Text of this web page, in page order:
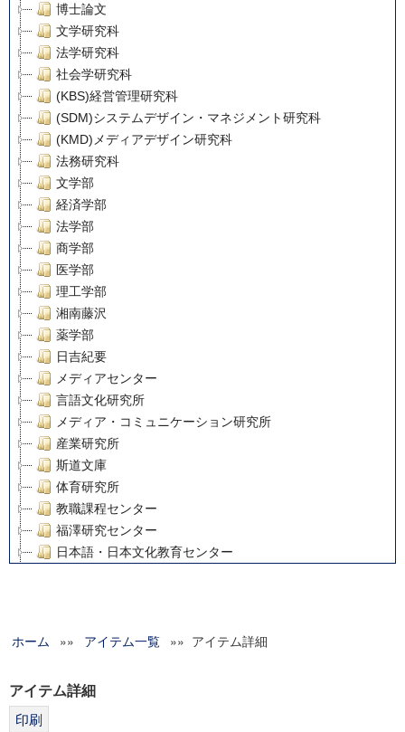
博士論文
文学研究科
法学研究科
社会学研究科
(KBS)経営管理研究科
(SDM)システムデザイン・マネジメント研究科
(KMD)メディアデザイン研究科
法務研究科
文学部
経済学部
法学部
商学部
医学部
理工学部
湘南藤沢
薬学部
日吉紀要
メディアセンター
言語文化研究所
メディア・コミュニケーション研究所
産業研究所
斯道文庫
体育研究所
教職課程センター
福澤研究センター
日本語・日本文化教育センター
グローバルリサーチインスティテュート
科学研究費補助金研究成果報告書
ホーム »» アイテム一覧 »» アイテム詳細
アイテム詳細